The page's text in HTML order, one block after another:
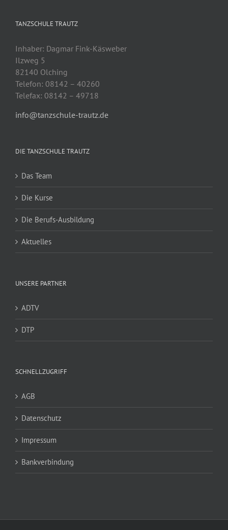
TANZSCHULE TRAUTZ
Inhaber: Dagmar Fink-Käsweber
Ilzweg 5
82140 Olching
Telefon: 08142 – 40260
Telefax: 08142 – 49718
info@tanzschule-trautz.de
DIE TANZSCHULE TRAUTZ
Das Team
Die Kurse
Die Berufs-Ausbildung
Aktuelles
UNSERE PARTNER
ADTV
DTP
SCHNELLZUGRIFF
AGB
Datenschutz
Impressum
Bankverbindung